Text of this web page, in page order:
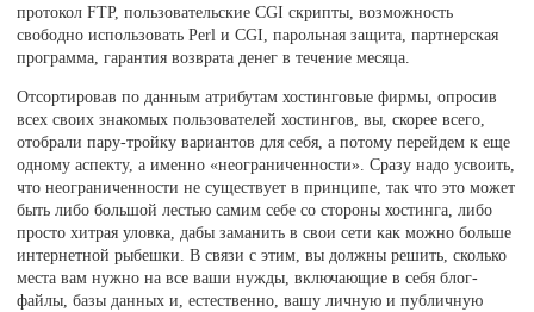
протокол FTP, пользовательские CGI скрипты, возможность
свободно использовать Perl и CGI, парольная защита, партнерская
программа, гарантия возврата денег в течение месяца.
Отсортировав по данным атрибутам хостинговые фирмы, опросив
всех своих знакомых пользователей хостингов, вы, скорее всего,
отобрали пару-тройку вариантов для себя, а потому перейдем к еще
одному аспекту, а именно «неограниченности». Сразу надо усвоить,
что неограниченности не существует в принципе, так что это может
быть либо большой лестью самим себе со стороны хостинга, либо
просто хитрая уловка, дабы заманить в свои сети как можно больше
интернетной рыбешки. В связи с этим, вы должны решить, сколько
места вам нужно на все ваши нужды, включающие в себя блог-
файлы, базы данных и, естественно, вашу личную и публичную